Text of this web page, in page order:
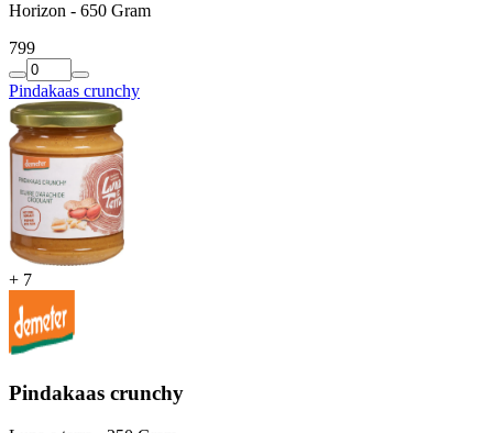
Horizon - 650 Gram
799
Pindakaas crunchy
+ 7
Pindakaas crunchy